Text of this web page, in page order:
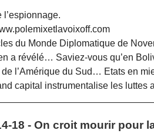
du Monde Diplomatique de
a révélé… Saviez-vous qu’en
l’Amérique du Sud… Etats en
capital instrumentalise les luttes
18 - On croit mourir pour